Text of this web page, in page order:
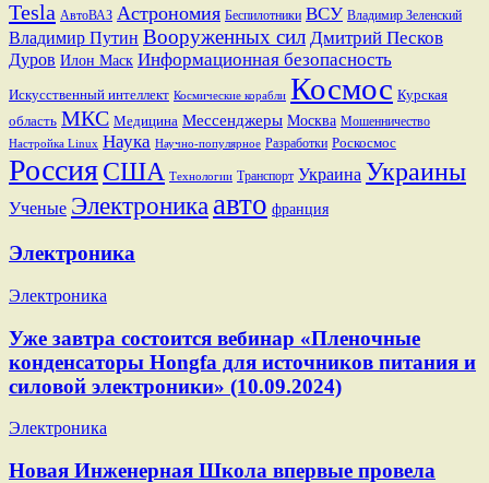
Tesla АвтоВАЗ Астрономия Беспилотники ВСУ Владимир Зеленский
Владимир Путин Вооруженных сил Дмитрий Песков
Дуров Илон Маск Информационная безопасность
Искусственный интеллект Космические корабли Космос Курская
область МКС Медицина Мессенджеры Москва Мошенничество
Настройка Linux Наука Научно-популярное Разработки Роскосмос
РоссияСША Технологии Транспорт Украина Украины
Ученые Электроника авто франция
Электроника
Электроника
Уже завтра состоится вебинар «Пленочные
конденсаторы Hongfa для источников питания и
силовой электроники» (10.09.2024)
Электроника
Новая Инженерная Школа впервые провела